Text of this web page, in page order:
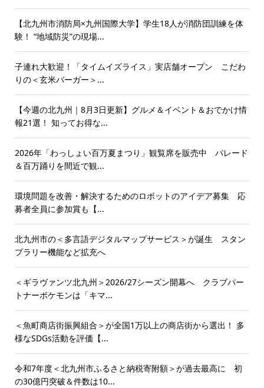
【北九州市消防局×九州国際大学】学生18人が消防団訓練を体
験！ “地域防災”の現場...
子連れ大歓迎！「タイムイズライス」実店舗オープン こだわ
りの＜玄米バーガー＞...
【今週の北九州｜8月3日更新】グルメ＆イベント＆おでかけ情
報21選！ 知ってお得な...
2026年「わっしょい百万夏まつり」観覧席を販売中 パレード
＆百万踊りを間近で観...
環境問題を改善・解決するためのロボットのアイデア募集 応
募者全員に参加賞も【...
北九州市の＜多言語デジタルマップサービス＞が誕生 スタン
プラリー機能など拡充へ
＜ギラヴァンツ北九州＞2026/27シーズン開幕へ クラブパー
トナーポケモンは「キマ...
＜魚町商店街振興組合＞が全国1万以上の商店街から選出！ 多
様なSDGs活動を評価【...
令和7年度＜北九州市ふるさと納税寄附額＞が過去最高に 初
の30億円突破＆件数は10...